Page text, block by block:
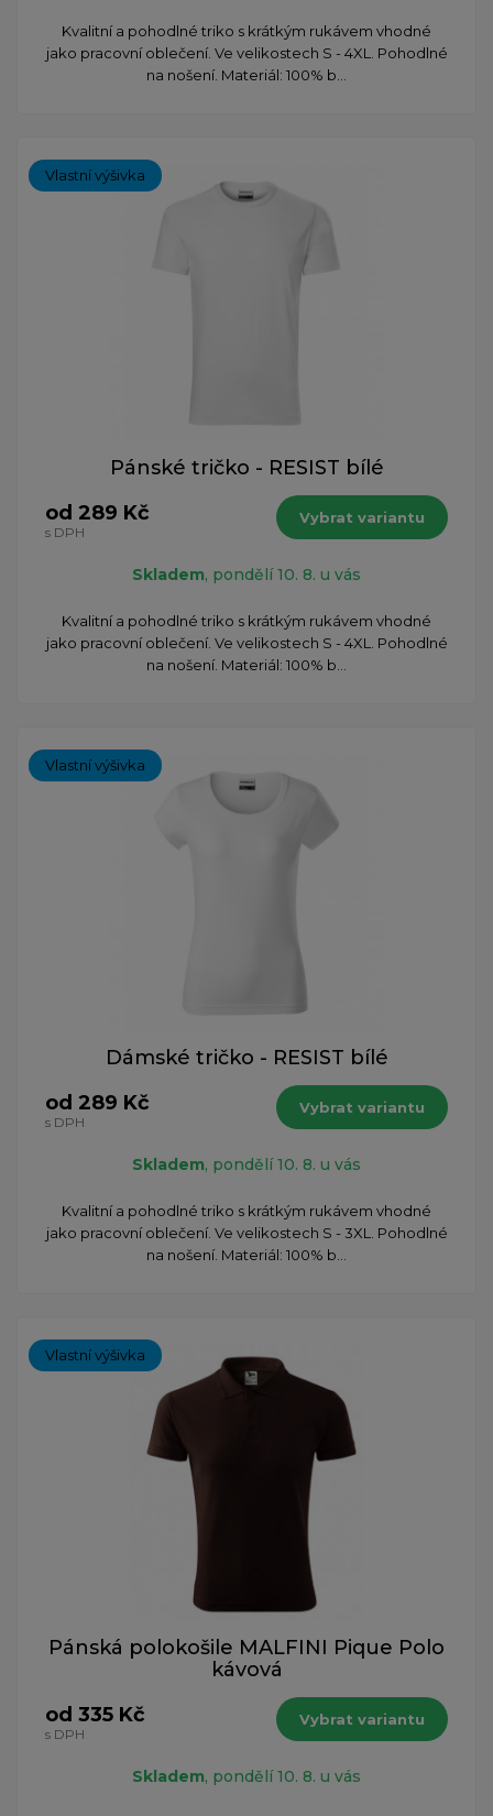
Kvalitní a pohodlné triko s krátkým rukávem vhodné
jako pracovní oblečení. Ve velikostech S - 4XL. Pohodlné
na nošení. Materiál: 100% b...
Vlastní výšivka
Pánské tričko - RESIST bílé
od 289 Kč
s DPH
Vybrat variantu
Skladem, pondělí 10. 8. u vás
Kvalitní a pohodlné triko s krátkým rukávem vhodné
jako pracovní oblečení. Ve velikostech S - 4XL. Pohodlné
na nošení. Materiál: 100% b...
Vlastní výšivka
Dámské tričko - RESIST bílé
od 289 Kč
s DPH
Vybrat variantu
Skladem, pondělí 10. 8. u vás
Kvalitní a pohodlné triko s krátkým rukávem vhodné
jako pracovní oblečení. Ve velikostech S - 3XL. Pohodlné
na nošení. Materiál: 100% b...
Vlastní výšivka
Pánská polokošile MALFINI Pique Polo
kávová
od 335 Kč
s DPH
Vybrat variantu
Skladem, pondělí 10. 8. u vás